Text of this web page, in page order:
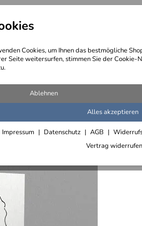
Cookies, um Ihnen das bestmögliche
Seite weitersurfen, stimmen Sie der Cookie-
Ablehnen
Alles akzeptieren
Impressum Datenschutz AGB
Vertrag widerrufen